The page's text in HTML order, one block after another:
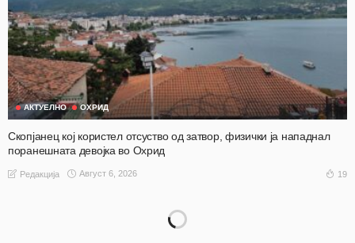
АКТУЕЛНО ОХРИД
Скопјанец кој користел отсуство од затвор, физички ја нападнал
поранешната девојка во Охрид
Редакција Август 6, 2026 19